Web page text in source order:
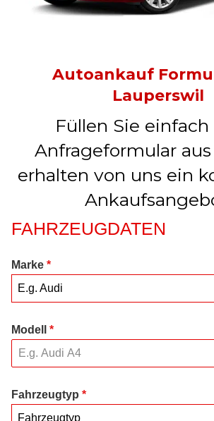
Autoankauf
Lauperswil
Füllen Sie einfach
Anfrageformular
erhalten von uns ein
FAHRZEUGDATEN
Marke *
E.g. Audi
Modell *
Fahrzeugtyp *
Fahrzeugtyp